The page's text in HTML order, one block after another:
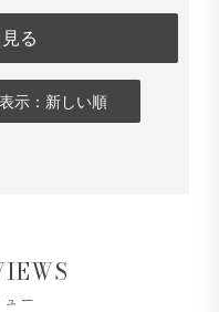
る
表示：新しい順
ー